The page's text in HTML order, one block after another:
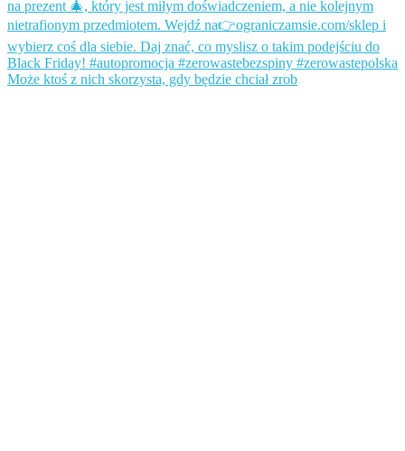
Może ktoś z nich skorzysta, gdy będzie chciał zrob